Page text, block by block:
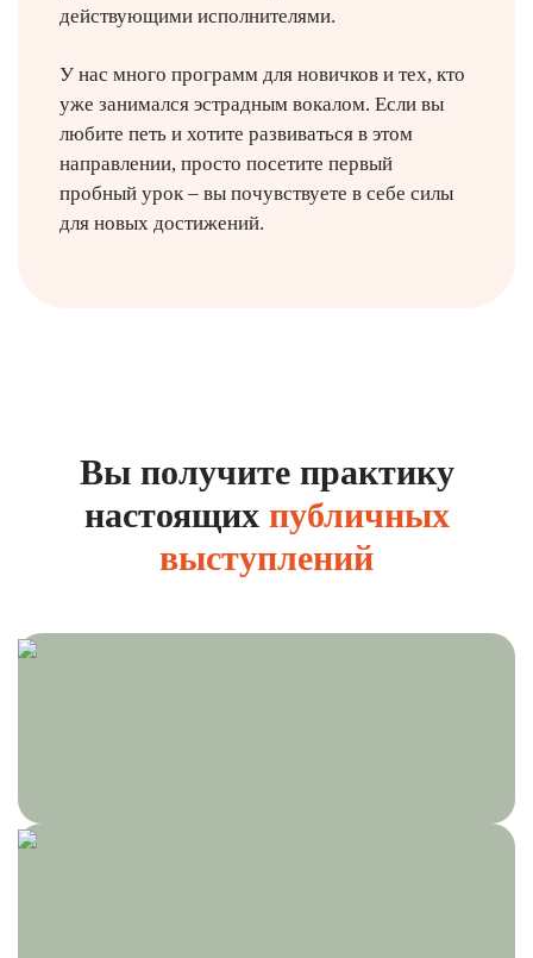
действующими исполнителями.
У нас много программ для новичков и тех, кто
уже занимался эстрадным вокалом. Если вы
любите петь и хотите развиваться в этом
направлении, просто посетите первый
пробный урок – вы почувствуете в себе силы
для новых достижений.
Вы получите практику
настоящих публичных
выступлений